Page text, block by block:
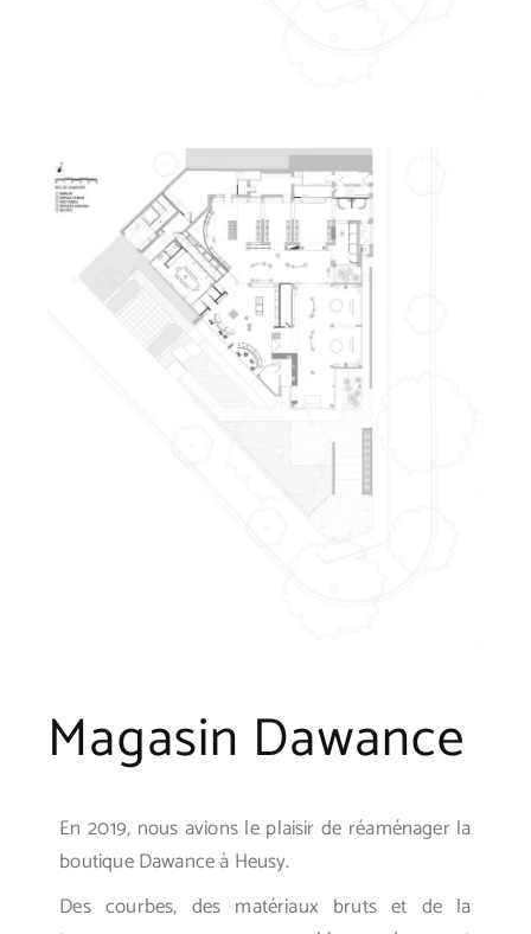
Magasin Dawance
En 2019, nous avions le plaisir de réaménager la
boutique Dawance à Heusy.
Des courbes, des matériaux bruts et de la